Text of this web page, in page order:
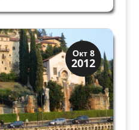
Теперь
саркофаг, две
Окт 8
2012